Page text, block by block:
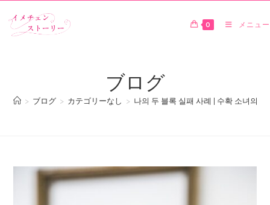
0 メニュー
ブログ
> ブログ > カテゴリーなし > 나의 두 블록 실패 사례 | 수확 소녀의 장